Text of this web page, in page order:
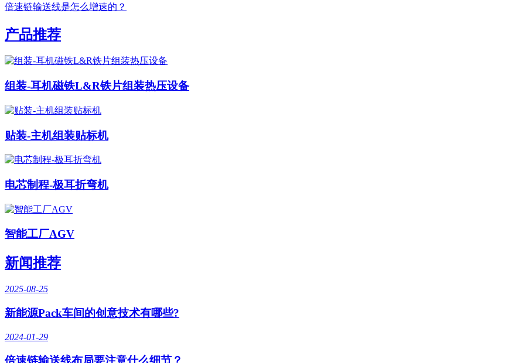
倍速链输送线是怎么增速的？
产品推荐
组装-耳机磁铁L&R铁片组装热压设备
贴装-主机组装贴标机
电芯制程-极耳折弯机
智能工厂AGV
新闻推荐
2025-08-25
新能源Pack车间的创意技术有哪些?
2024-01-29